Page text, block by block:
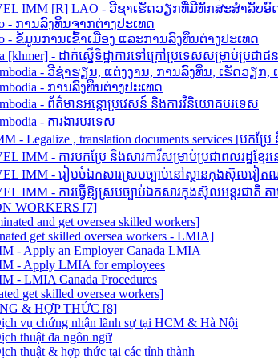
IMM [R] LAO - ວີຊາເຮັດວຽກທີ່ມີທັກສະສຳລັ
- ການລົງທຶນຈາກຕ່າງປະເທດ
- ຂໍ້ມູນການເຂົ້າເມືອງ ແລະການລົງທຶນຕ່າງປະເທດ
- ដាក់ស្នើទិដ្ឋាការទៅក្រៅប្រទេសសម្រាប់ប្រជាជ
- ວີຊ່າຮຽນ, ແຕ່ງງານ, ການລົງທຶນ, ເຮັດວຽ
- ການລົງທຶນຕ່າງປະເທດ
- ព័ត៌មានអន្តោប្រវេសន៍ និងការវិនិយោគបរទេស
- ការងារបរទេស
- Legalize , translation documents services [បកប្រែ
IMM - ការបកប្រែ និងសារការីសម្រាប់ប្រជាពលរដ្ឋខ្មែ
IMM - រៀបចំឯកសារស្របច្បាប់នៅស្ថានកុងស៊ុលវៀត
IMM - ការធ្វើឱ្យស្របច្បាប់ឯកសារកុងស៊ុលអន្តរជាតិ តា
WORKERS [7]
and get oversea skilled workers]
get skilled oversea workers - LMIA]
- Apply an Employer Canada LMIA
- Apply LMIA for employees
- LMIA Canada Procedures
get skilled oversea workers]
& HỢP THỨC [8]
vụ chứng nhận lãnh sự tại HCM & Hà Nội
thuật đa ngôn ngữ
thuật & hợp thức tại các tỉnh thành